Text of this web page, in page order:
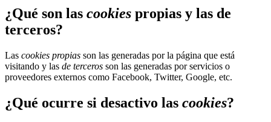
¿Qué son las cookies propias y las de
terceros?
Las cookies propias son las generadas por la página que está
visitando y las de terceros son las generadas por servicios o
proveedores externos como Facebook, Twitter, Google, etc.
¿Qué ocurre si desactivo las cookies?